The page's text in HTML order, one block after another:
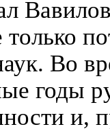
Во
годы
и,